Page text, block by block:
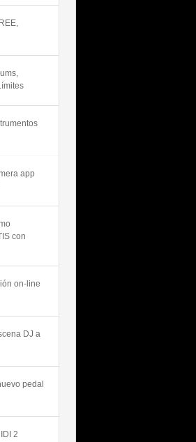
app
con
on-line
DJ a
pedal
2